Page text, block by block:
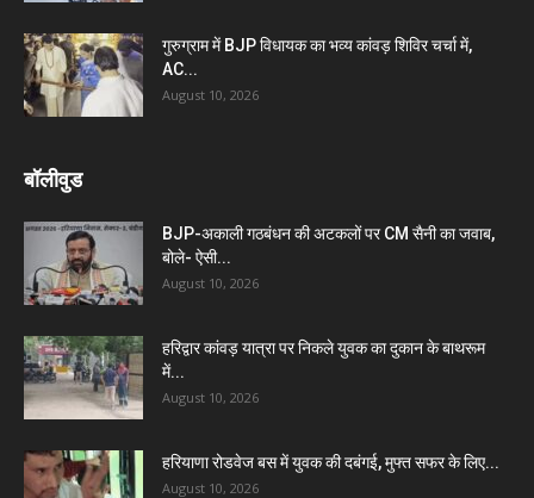
गुरुग्राम में BJP विधायक का भव्य कांवड़ शिविर चर्चा में,
AC...
August 10, 2026
बॉलीवुड
BJP-अकाली गठबंधन की अटकलों पर CM सैनी का जवाब,
बोले- ऐसी...
August 10, 2026
हरिद्वार कांवड़ यात्रा पर निकले युवक का दुकान के बाथरूम
में...
August 10, 2026
हरियाणा रोडवेज बस में युवक की दबंगई, मुफ्त सफर के लिए...
August 10, 2026